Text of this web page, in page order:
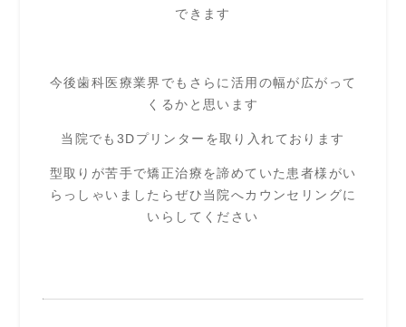
できます
今後歯科医療業界でもさらに活用の幅が広がって
くるかと思います
当院でも3Dプリンターを取り入れております
型取りが苦手で矯正治療を諦めていた患者様がい
らっしゃいましたらぜひ当院へカウンセリングに
いらしてください